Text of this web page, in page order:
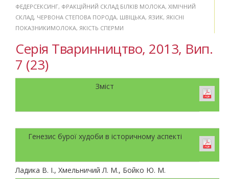
ФЕДЕРСЕКСИНГ, ФРАКЦІЙНИЙ СКЛАД БІЛКІВ МОЛОКА, ХІМІЧНИЙ
СКЛАД, ЧЕРВОНА СТЕПОВА ПОРОДА, ШВІЦЬКА, ЯЗИК, ЯКІСНІ
ПОКАЗНИКИМОЛОКА, ЯКІСТЬ СПЕРМИ
Серія Тваринництво, 2013, Вип.
7 (23)
Зміст
Генезис бурої худоби в історичному аспекті
Ладика В. І., Хмельничий Л. М., Бойко Ю. М.